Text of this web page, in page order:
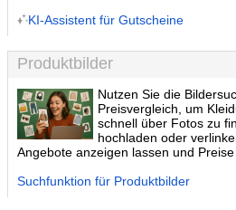
KI-Assistent für Gutscheine
Produktbilder
Nutzen Sie die
Preisvergleich, um
schnell über Fotos zu
hochladen oder
Angebote anzeigen lassen und
Suchfunktion für Produktbilder